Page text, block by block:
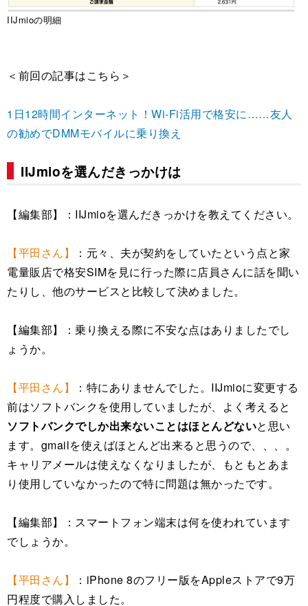
IIJmioの明細
＜前回の記事はこちら＞
1日12時間インターネット！Wi-Fi活用で格安に……友人
の勧めでDMMモバイルに乗り換え
IIJmioを選んだきっかけは
【編集部】：IIJmioを選んだきっかけを教えてください。
【平田さん】
：元々、夫が契約をしていたという点と家
電量販店で格安SIMを見に行った際に店員さんに話を聞い
たりし、他のサービスと比較して決めました。
【編集部】：乗り換える際に不安な点はありましたでし
ょうか。
【平田さん】
：特にありませんでした。IIJmioに変更する
前はソフトバンクを使用していましたが、よく考えると
ソフトバンクでしか出来ないことはほとんどないと思い
ます。gmailを使えばほとんど出来ると思うので、、、。
キャリアメールは使えなくなりましたが、もともとあま
り使用していなかったので特に問題は無かったです。
【編集部】：スマートフォン端末は何を使われています
でしょうか。
【平田さん】
：iPhone 8のフリー版をAppleストアで9万
円程度で購入しました。